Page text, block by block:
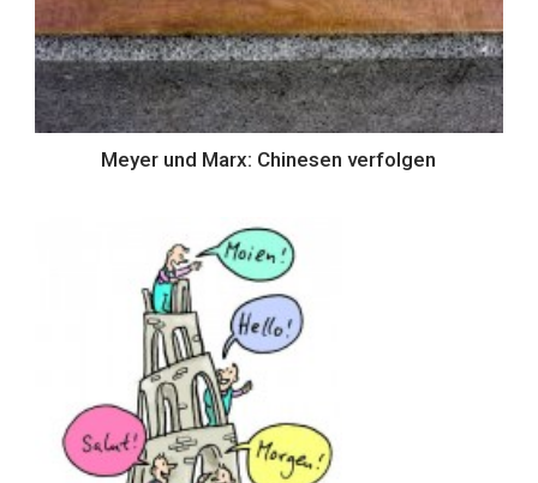
Meyer und Marx: Chinesen verfolgen